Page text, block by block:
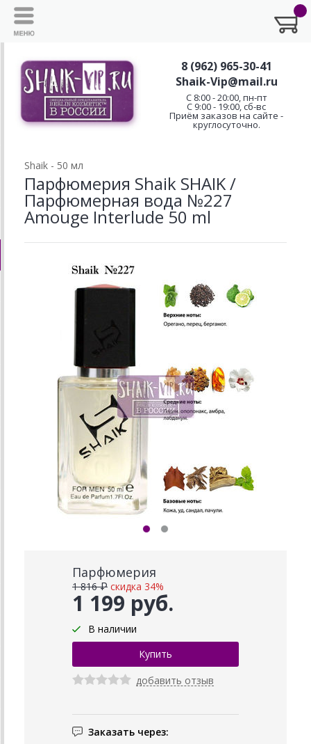
8 (962) 965-30-41
Shaik-Vip@mail.ru
C 8:00 - 20:00, пн-пт
С 9:00 - 19:00, сб-вс
Приём заказов на сайте -
круглосуточно.
Shaik - 50 мл
Парфюмерия Shaik SHAIK /
Парфюмерная вода №227
Amouge Interlude 50 ml
Парфюмерия
1 199 руб.
1 816 ₽ скидка 34%
В наличии
добавить отзыв
Заказать через: